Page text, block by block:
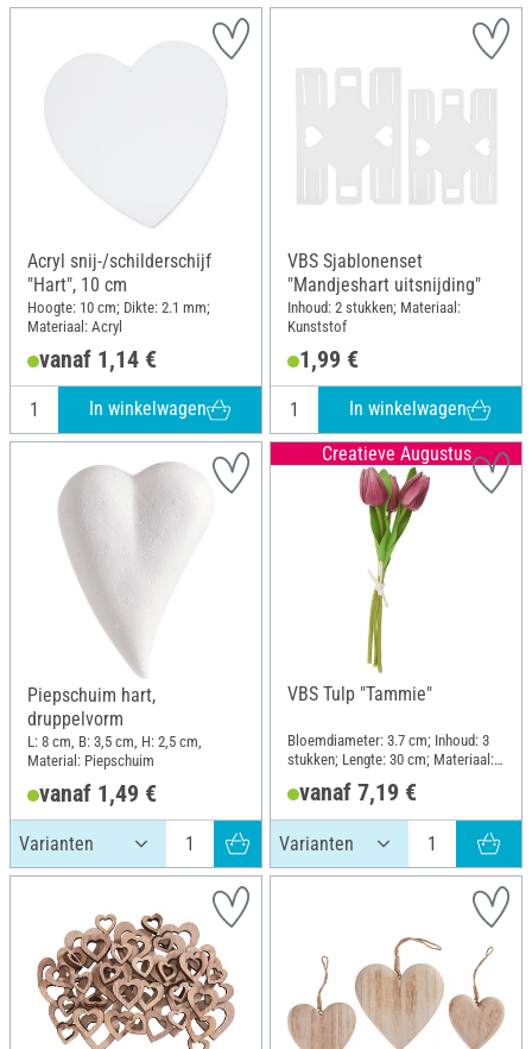
Acryl snij-/schilderschijf
"Hart", 10 cm
Hoogte: 10 cm; Dikte: 2.1 mm;
Materiaal: Acryl
vanaf 1,14 €
In winkelwagen
VBS Sjablonenset
"Mandjeshart uitsnijding"
Inhoud: 2 stukken; Materiaal:
Kunststof
1,99 €
In winkelwagen
Piepschuim hart,
druppelvorm
L: 8 cm, B: 3,5 cm, H: 2,5 cm,
Material: Piepschuim
vanaf 1,49 €
Creatieve Augustus
VBS Tulp "Tammie"
Bloemdiameter: 3.7 cm; Inhoud: 3
stukken; Lengte: 30 cm; Materiaal:
Kunststof, Schuimrubber
vanaf 7,19 €